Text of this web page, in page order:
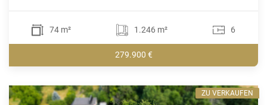
74 m² 1.246 m² 6
279.900 €
ZU VERKAUFEN